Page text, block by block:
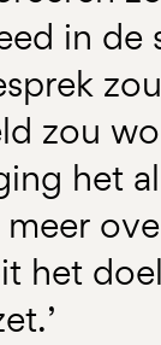
in de
zou
het
het